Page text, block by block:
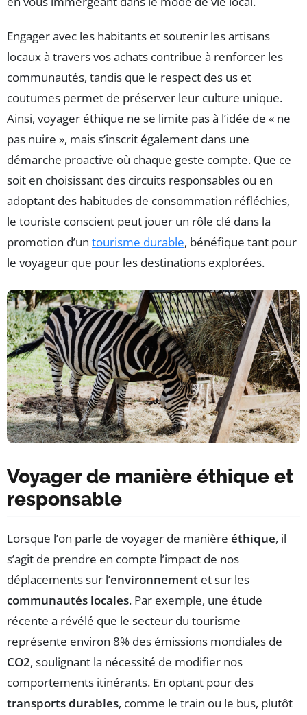
Engager avec les habitants et soutenir les artisans
locaux à travers vos achats contribue à renforcer les
communautés, tandis que le respect des us et
coutumes permet de préserver leur culture unique.
Ainsi, voyager éthique ne se limite pas à l’idée de « ne
pas nuire », mais s’inscrit également dans une
démarche proactive où chaque geste compte. Que ce
soit en choisissant des circuits responsables ou en
adoptant des habitudes de consommation réfléchies,
le touriste conscient peut jouer un rôle clé dans la
promotion d’un tourisme durable, bénéfique tant pour
le voyageur que pour les destinations explorées.
Voyager de manière éthique et
responsable
Lorsque l’on parle de voyager de manière éthique, il
s’agit de prendre en compte l’impact de nos
déplacements sur l’environnement et sur les
communautés locales. Par exemple, une étude
récente a révélé que le secteur du tourisme
représente environ 8% des émissions mondiales de
CO2, soulignant la nécessité de modifier nos
comportements itinérants. En optant pour des
transports durables, comme le train ou le bus, plutôt